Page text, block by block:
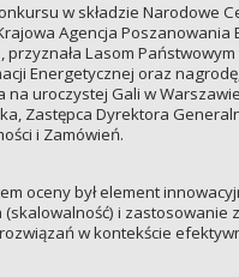
w składzie Narodowe
Agencja
przyznała Lasom Państwowym
Energetycznej oraz
na uroczystej Gali w
Zastępca Dyrektora
i Zamówień.
oceny był element
i zastosowanie
w kontekście